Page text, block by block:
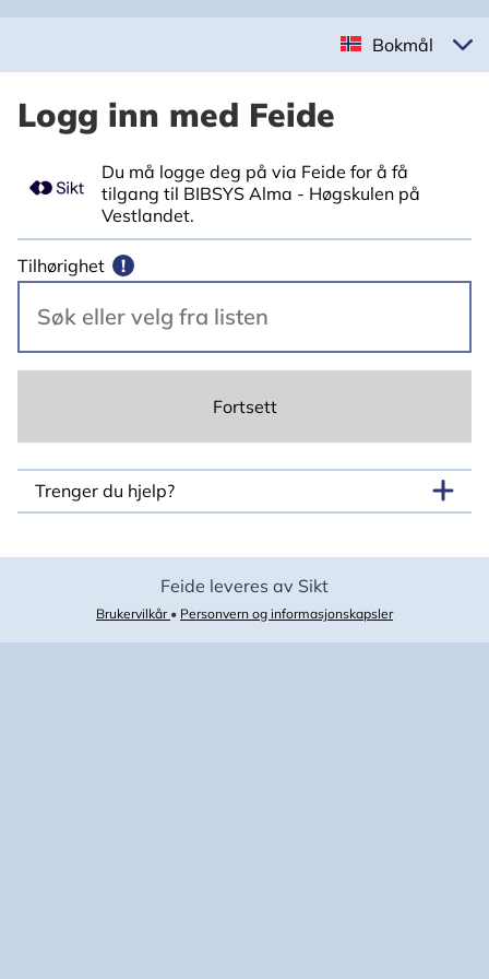
Bokmål
Logg inn med Feide
Du må logge deg på via Feide for å få
tilgang til BIBSYS Alma - Høgskulen på
Vestlandet.
Tilhørighet !
Fortsett
Trenger du hjelp?
Feide leveres av Sikt
Brukervilkår • Personvern og informasjonskapsler